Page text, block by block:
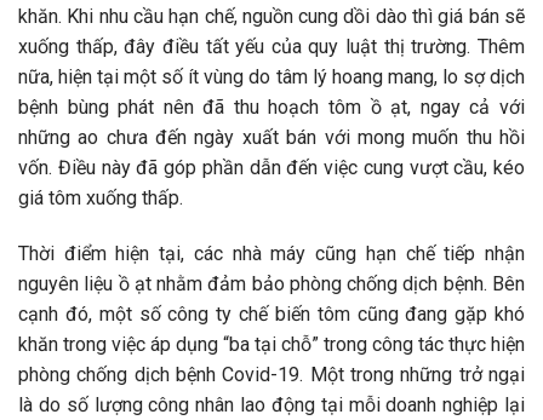
khăn. Khi nhu cầu hạn chế, nguồn cung dồi dào thì giá bán sẽ
xuống thấp, đây điều tất yếu của quy luật thị trường. Thêm
nữa, hiện tại một số ít vùng do tâm lý hoang mang, lo sợ dịch
bệnh bùng phát nên đã thu hoạch tôm ồ ạt, ngay cả với
những ao chưa đến ngày xuất bán với mong muốn thu hồi
vốn. Điều này đã góp phần dẫn đến việc cung vượt cầu, kéo
giá tôm xuống thấp.
Thời điểm hiện tại, các nhà máy cũng hạn chế tiếp nhận
nguyên liệu ồ ạt nhằm đảm bảo phòng chống dịch bệnh. Bên
cạnh đó, một số công ty chế biến tôm cũng đang gặp khó
khăn trong việc áp dụng “ba tại chỗ” trong công tác thực hiện
phòng chống dịch bệnh Covid-19. Một trong những trở ngại
là do số lượng công nhân lao động tại mỗi doanh nghiệp lại